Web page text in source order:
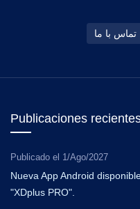
تماس با ما
Publicaciones
Publicado el 1/Ago/2027
Nueva App Android
"XDplus PRO".